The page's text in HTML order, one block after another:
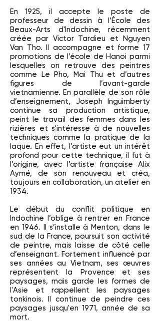
En 1925, il accepte le poste de
professeur de dessin à l’École des
Beaux-Arts d'Indochine, récemment
créée par Victor Tardieu et Nguyen
Van Tho. Il accompagne et forme 17
promotions de l’école de Hanoi parmi
lesquelles on retrouve des peintres
comme Le Pho, Mai Thu et d’autres
figures de l’avant-garde
vietnamienne. En parallèle de son rôle
d’enseignement, Joseph Inguimberty
continue sa production artistique,
peint le travail des femmes dans les
rizières et s'intéresse à de nouvelles
techniques comme la pratique de la
laque. En effet, l’artiste eut un intérêt
profond pour cette technique, il fut à
l’origine, avec l’artiste française Alix
Aymé, de son renouveau et créa,
toujours en collaboration, un atelier en
1934.
Le début du conflit politique en
Indochine l’oblige à rentrer en France
en 1946. Il s’installe à Menton, dans le
sud de la France, poursuit son activité
de peintre, mais laisse de côté celle
d’enseignant. Fortement influencé par
ses années au Vietnam, ses œuvres
représentent la Provence et ses
paysages, mais garde les formes de
l'Asie et rappellent les paysages
tonkinois. Il continue de peindre ces
paysages jusqu'en 1971, année de sa
mort.